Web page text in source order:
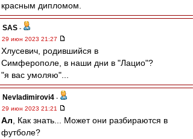
красным дипломом.
SAS -
29 июн 2023 21:27
Хлусевич, родившийся в
Симферополе, в наши дни в "Лацио"?
"я вас умоляю"...
Nevladimirovi4 -
29 июн 2023 21:21
Ал , Как знать... Может они разбираются в
футболе?